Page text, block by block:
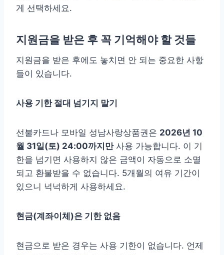
게 선택하세요.
지원금을 받은 후 꼭 기억해야 할 것들
지원금을 받은 후에도 놓치면 안 되는 중요한 사항
들이 있습니다.
사용 기한 절대 넘기지 말기
선불카드나 모바일 성남사랑상품권은 2026년 10
월 31일(토) 24:00까지만사용 가능합니다. 이 기
한을 넘기면 사용하지 않은 금액이 자동으로 소멸
되고 환불받을 수 없습니다. 5개월의 여유 기간이
있으니 넉넉하게 사용하세요.
현금(계좌이체)은 기한 없음
현금으로 받은 경우는 사용 기한이 없습니다. 언제